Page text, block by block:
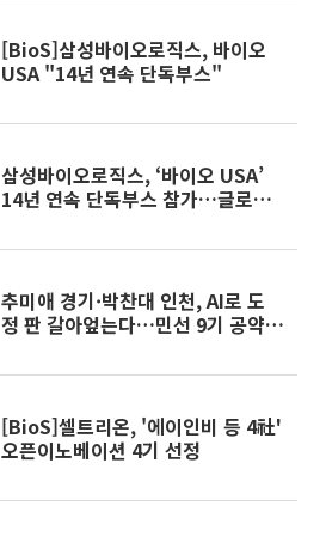
[BioS]삼성바이오로직스, 바이오
USA "14년 연속 단독부스"
삼성바이오로직스, ‘바이오 USA’
14년 연속 단독부스 참가…글로벌
추미애 경기·박찬대 인천, AI로 도
정 판 갈아엎는다…민선 9기 공약전
[BioS]셀트리온, '에이인비 등 4社'
오픈이노베이션 4기 선정